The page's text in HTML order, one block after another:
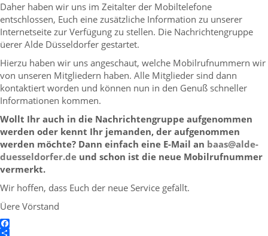
Daher haben wir uns im Zeitalter der Mobiltelefone
entschlossen, Euch eine zusätzliche Information zu unserer
Internetseite zur Verfügung zu stellen. Die Nachrichtengruppe
üerer Alde Düsseldorfer gestartet.
Hierzu haben wir uns angeschaut, welche Mobilrufnummern wir
von unseren Mitgliedern haben. Alle Mitglieder sind dann
kontaktiert worden und können nun in den Genuß schneller
Informationen kommen.
Wollt Ihr auch in die Nachrichtengruppe aufgenommen
werden oder kennt Ihr jemanden, der aufgenommen
werden möchte? Dann einfach eine E-Mail an baas@alde-
duesseldorfer.de und schon ist die neue Mobilrufnummer
vermerkt.
Wir hoffen, dass Euch der neue Service gefällt.
Üere Vörstand
Facebook